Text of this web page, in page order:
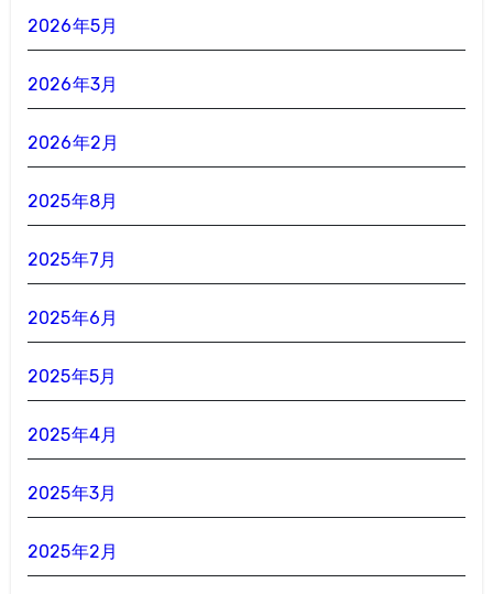
2026年5月
2026年3月
2026年2月
2025年8月
2025年7月
2025年6月
2025年5月
2025年4月
2025年3月
2025年2月